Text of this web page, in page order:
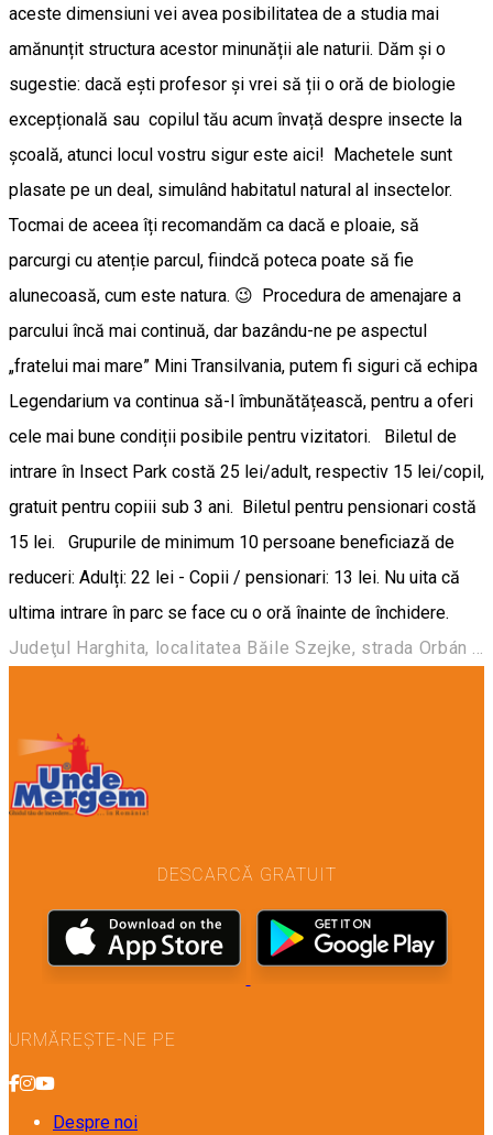
aceste dimensiuni vei avea posibilitatea de a studia mai
amănunțit structura acestor minunății ale naturii. Dăm și o
sugestie: dacă ești profesor și vrei să ții o oră de biologie
excepțională sau copilul tău acum învață despre insecte la
școală, atunci locul vostru sigur este aici! Machetele sunt
plasate pe un deal, simulând habitatul natural al insectelor.
Tocmai de aceea îți recomandăm ca dacă e ploaie, să
parcurgi cu atenție parcul, fiindcă poteca poate să fie
alunecoasă, cum este natura. 😉 Procedura de amenajare a
parcului încă mai continuă, dar bazându-ne pe aspectul
„fratelui mai mare” Mini Transilvania, putem fi siguri că echipa
Legendarium va continua să-l îmbunătățească, pentru a oferi
cele mai bune condiții posibile pentru vizitatori. Biletul de
intrare în Insect Park costă 25 lei/adult, respectiv 15 lei/copil,
gratuit pentru copiii sub 3 ani. Biletul pentru pensionari costă
15 lei. Grupurile de minimum 10 persoane beneficiază de
reduceri: Adulți: 22 lei - Copii / pensionari: 13 lei. Nu uita că
ultima intrare în parc se face cu o oră înainte de închidere.
Judeţul Harghita, localitatea Băile Szejke, strada Orbán Balázs, nr. 184
DESCARCĂ GRATUIT
URMĂREȘTE-NE PE
Despre noi